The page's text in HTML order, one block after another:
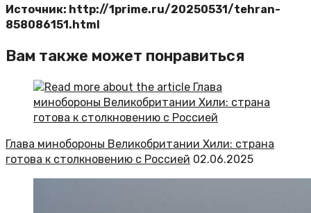
Источник: http://1prime.ru/20250531/tehran-
858086151.html
Вам также может понравиться
Глава минобороны Великобритании Хили: страна
готова к столкновению с Россией 02.06.2025